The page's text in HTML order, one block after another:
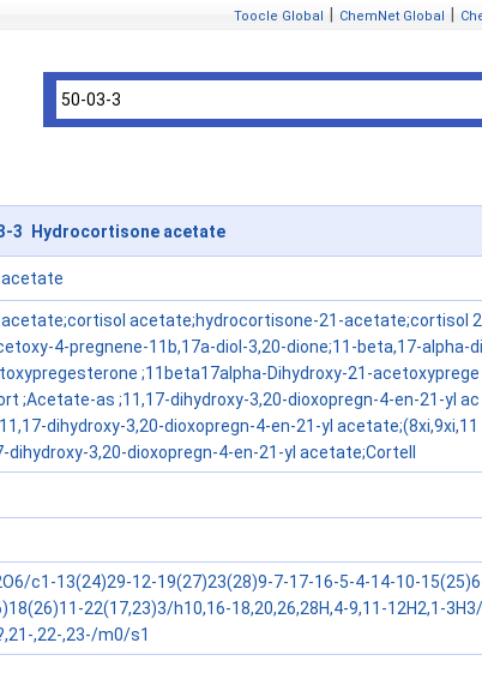
Toocle Global ChemNet Global
3 Hydrocortisone acetate
acetate
acetate;cortisol acetate;hydrocortisone-21-acetate;cortisol 2
4-pregnene-11b,17a-diol-3,20-dione;11-beta,17-alpha-di
;11beta17alpha-Dihydroxy-21-acetoxyprege
;Acetate-as ;11,17-dihydroxy-3,20-dioxopregn-4-en-21-yl ac
dihydroxy-3,20-dioxopregn-4-en-21-yl acetate;(8xi,9xi,11
dihydroxy-3,20-dioxopregn-4-en-21-yl acetate;Cortell
c1-13(24)29-12-19(27)23(28)9-7-17-16-5-4-14-10-
22(17,23)3/h10,16-18,20,26,28H,4-9,11-12H2,1-3H3/
,22-,23-/m0/s1